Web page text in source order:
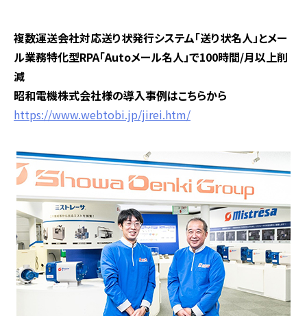
複数運送会社対応送り状発行システム「送り状名人」とメー
ル業務特化型RPA「Autoメール名人」で100時間/月以上削
減
昭和電機株式会社様の導入事例はこちらから
https://www.webtobi.jp/jirei.htm/